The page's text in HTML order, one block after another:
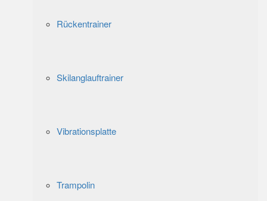
Rückentrainer
Skilanglauftrainer
Vibrationsplatte
Trampolin